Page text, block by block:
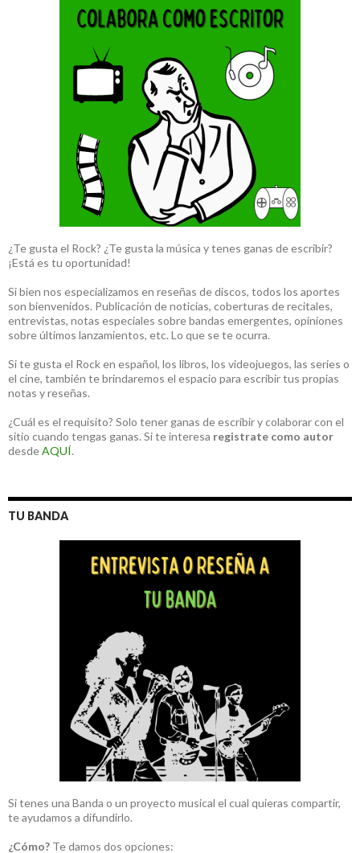
¿Te gusta el Rock? ¿Te gusta la música y tenes ganas de escribir?
¡Está es tu oportunidad!
Si bien nos especializamos en reseñas de discos, todos los aportes
son bienvenidos. Publicación de noticias, coberturas de recitales,
entrevistas, notas especiales sobre bandas emergentes, opiniones
sobre últimos lanzamientos, etc. Lo que se te ocurra.
Si te gusta el Rock en español, los libros, los videojuegos, las series o
el cine, también te brindaremos el espacio para escribir tus propias
notas y reseñas.
¿Cuál es el requisito? Solo tener ganas de escribir y colaborar con el
sitio cuando tengas ganas. Si te interesa registrate como autor
desdeAQUÍ.
TU BANDA
Si tenes una Banda o un proyecto musical el cual quieras compartir,
te ayudamos a difundirlo.
¿Cómo? Te damos dos opciones: